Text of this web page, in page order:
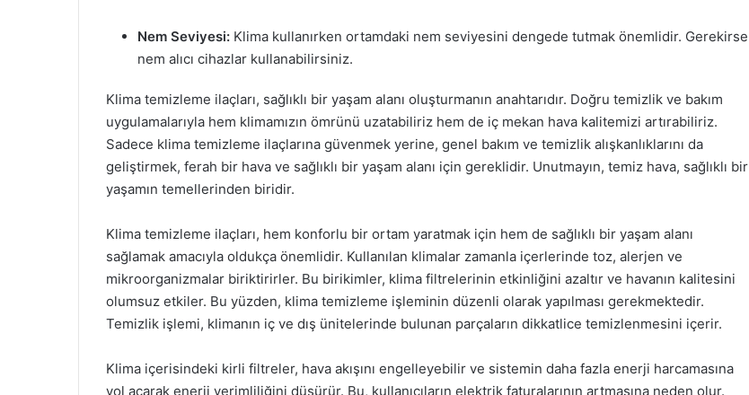
Nem Seviyesi: Klima kullanırken ortamdaki nem seviyesini dengede tutmak önemlidir. Gerekirse
nem alıcı cihazlar kullanabilirsiniz.
Klima temizleme ilaçları, sağlıklı bir yaşam alanı oluşturmanın anahtarıdır. Doğru temizlik ve bakım
uygulamalarıyla hem klimamızın ömrünü uzatabiliriz hem de iç mekan hava kalitemizi artırabiliriz.
Sadece klima temizleme ilaçlarına güvenmek yerine, genel bakım ve temizlik alışkanlıklarını da
geliştirmek, ferah bir hava ve sağlıklı bir yaşam alanı için gereklidir. Unutmayın, temiz hava, sağlıklı bir
yaşamın temellerinden biridir.
Klima temizleme ilaçları, hem konforlu bir ortam yaratmak için hem de sağlıklı bir yaşam alanı
sağlamak amacıyla oldukça önemlidir. Kullanılan klimalar zamanla içerlerinde toz, alerjen ve
mikroorganizmalar biriktirirler. Bu birikimler, klima filtrelerinin etkinliğini azaltır ve havanın kalitesini
olumsuz etkiler. Bu yüzden, klima temizleme işleminin düzenli olarak yapılması gerekmektedir.
Temizlik işlemi, klimanın iç ve dış ünitelerinde bulunan parçaların dikkatlice temizlenmesini içerir.
Klima içerisindeki kirli filtreler, hava akışını engelleyebilir ve sistemin daha fazla enerji harcamasına
yol açarak enerji verimliliğini düşürür. Bu, kullanıcıların elektrik faturalarının artmasına neden olur.